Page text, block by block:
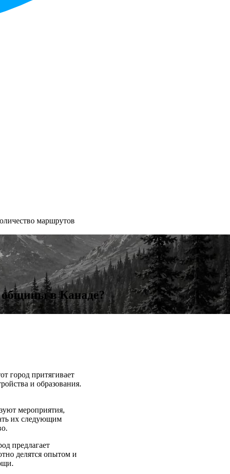
маршрутов
общины в Канаде?
город притягивает
и образования.
мероприятия,
их следующим
предлагает
делятся опытом и